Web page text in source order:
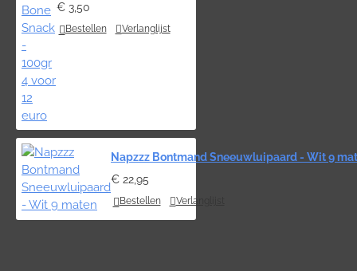
€ 3,50
Bestellen Verlanglijst
Napzzz Bontmand Sneeuwluipaard - Wit 9
€ 22,95
Bestellen Verlanglijst